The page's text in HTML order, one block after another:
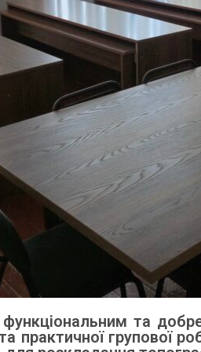
функціональним та
практичної групової